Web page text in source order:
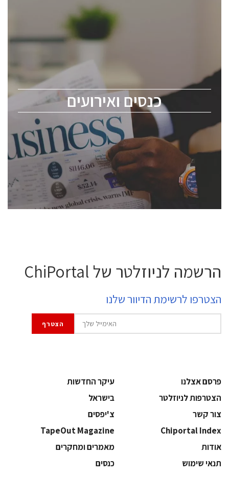
כנסים ואירועים
כנסים ואירועים
לכל העוסקים בתעשיית הסמיקונדקטור כולל מהנדסים,
ChipEx2026 will be held on May 12-13, 2026. The
conference is intended for everyone involved in the
semiconductor industry, including engineers,
professional experts, and senior executives.
לחץ לפרטים
הרשמה לניוזלטר של ChiPortal
הצטרפו לרשימת הדיוור שלנו
פרסם אצלנו
עיקר החדשות
הצטרפות לניוזלטר
בישראל
צור קשר
צ'יפסים
Chiportal Index
TapeOut Magazine
אודות
מאמרים ומחקרים
תנאי שימוש
כנסים